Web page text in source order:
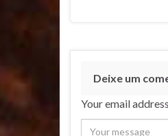
Deixe um
Your email